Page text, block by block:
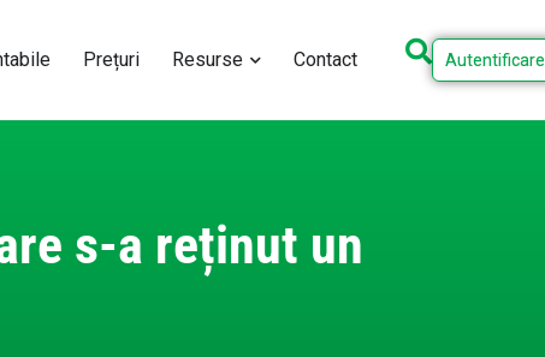
Prețuri Resurse Contact Autentificare
s-a reținut un